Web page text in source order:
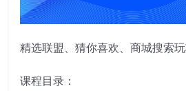
精选联盟、猜你喜欢、商城搜索
课程目录：